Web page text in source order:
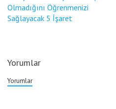
gezinmesi
Olmadığını Öğrenmenizi
Sağlayacak 5 İşaret
Yorumlar
Yorumlar